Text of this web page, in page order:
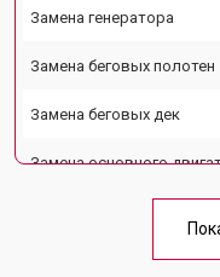
Замена генератора
Замена беговых полотен
Замена беговых дек
Замена основного
Замена платы